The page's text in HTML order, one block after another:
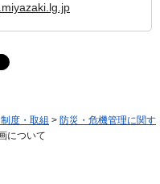
度・取組 > 防災・危機管理に関す
について